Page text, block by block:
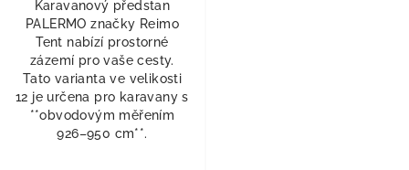
Karavanový předstan
PALERMO značky Reimo
Tent nabízí prostorné
zázemí pro vaše cesty.
Tato varianta ve velikosti
12 je určena pro karavany s
**obvodovým měřením
926–950 cm**.